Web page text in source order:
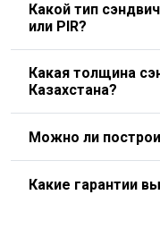
Какой тип
или PIR?
Какая толщина
Казахстана?
Можно ли
Какие гарантии